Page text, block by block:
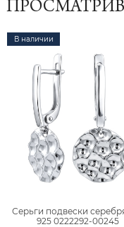
В наличии
Серьги подвески
925 0222292-00245